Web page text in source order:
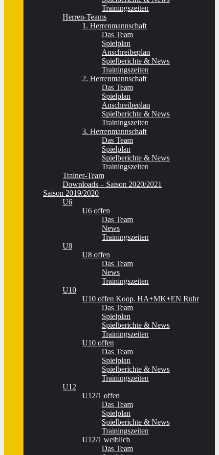
Trainingszeiten
Herren-Teams
1. Herrenmannschaft
Das Team
Spielplan
Anschreibeplan
Spielberichte & News
Trainingszeiten
2. Herrenmannschaft
Das Team
Spielplan
Anschreibeplan
Spielberichte & News
Trainingszeiten
3. Herrenmannschaft
Das Team
Spielplan
Spielberichte & News
Trainingszeiten
Trainer-Team
Downloads – Saison 2020/2021
Saison 2019/2020
U6
U6 offen
Das Team
News
Trainingszeiten
U8
U8 offen
Das Team
News
Trainingszeiten
U10
U10 offen Koop. HA+MK+EN Ruhr
Das Team
Spielplan
Spielberichte & News
Trainingszeiten
U10 offen
Das Team
Spielplan
Spielberichte & News
Trainingszeiten
U12
U12/1 offen
Das Team
Spielplan
Spielberichte & News
Trainingszeiten
U12/1 weiblich
Das Team